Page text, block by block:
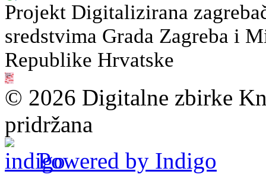
Projekt Digitalizirana
sredstvima Grada Zagreba i
Republike Hrvatske
© 2026 Digitalne zbirke
pridržana
Powered by Indigo